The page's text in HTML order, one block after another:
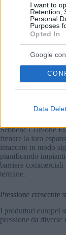
I want to
Retention,
Personal
Purposes
Opted In
Google
Data
Il loro vantaggio si
costi di
catene di
dei prodotti
Di conseguenza, i
aumento in un solo
Sebbene l’Unione
frenare la loro
intaccato in modo
pianificando
barriere
termine.
Pressione crescente
I produttori europei
pressione da diverse